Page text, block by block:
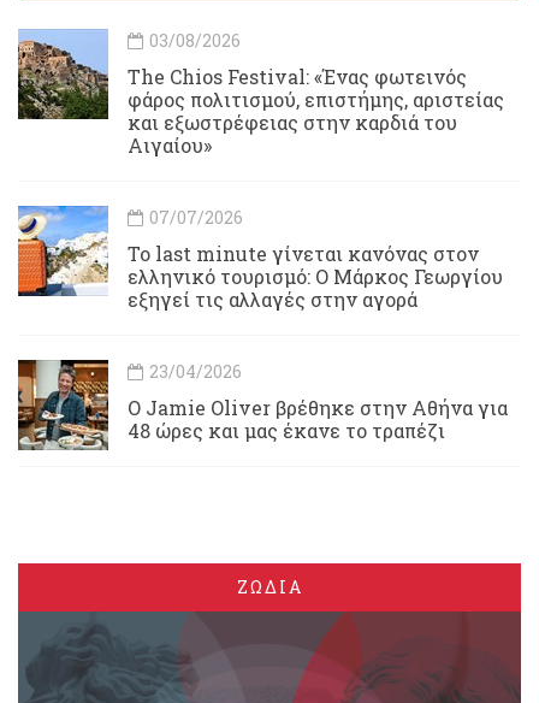
03/08/2026
Τhe Chios Festival: «Ένας φωτεινός
φάρος πολιτισμού, επιστήμης, αριστείας
και εξωστρέφειας στην καρδιά του
Αιγαίου»
07/07/2026
Το last minute γίνεται κανόνας στον
ελληνικό τουρισμό: Ο Μάρκος Γεωργίου
εξηγεί τις αλλαγές στην αγορά
23/04/2026
Ο Jamie Oliver βρέθηκε στην Αθήνα για
48 ώρες και μας έκανε το τραπέζι
ΖΩΔΙΑ